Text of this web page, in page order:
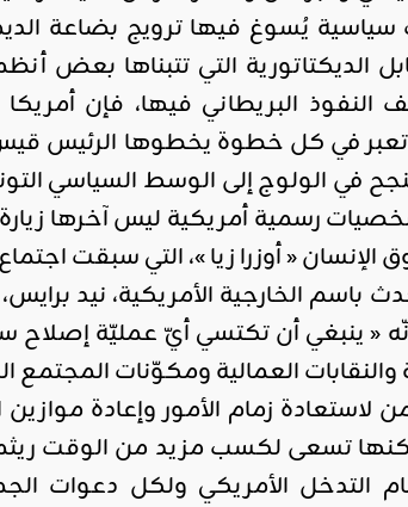
يُسوغ فيها ترويج بضاعة
الديكتاتورية التي تتبناها بعض
البريطاني فيها، فإن
تعبر في كل خطوة يخطوها الرئيس
في الولوج إلى الوسط السياسي
رسمية أمريكية ليس آخرها
« أوزرا زيا »، التي سبقت اجتماع البرلمان
باسم الخارجية الأمريكية، نيد
« ينبغي أن تكتسي أيّ عمليّة
العمالية ومكوّنات المجتمع
لاستعادة زمام الأمور وإعادة
تسعى لكسب مزيد من الوقت ريثما
الأمريكي ولكل دعوات